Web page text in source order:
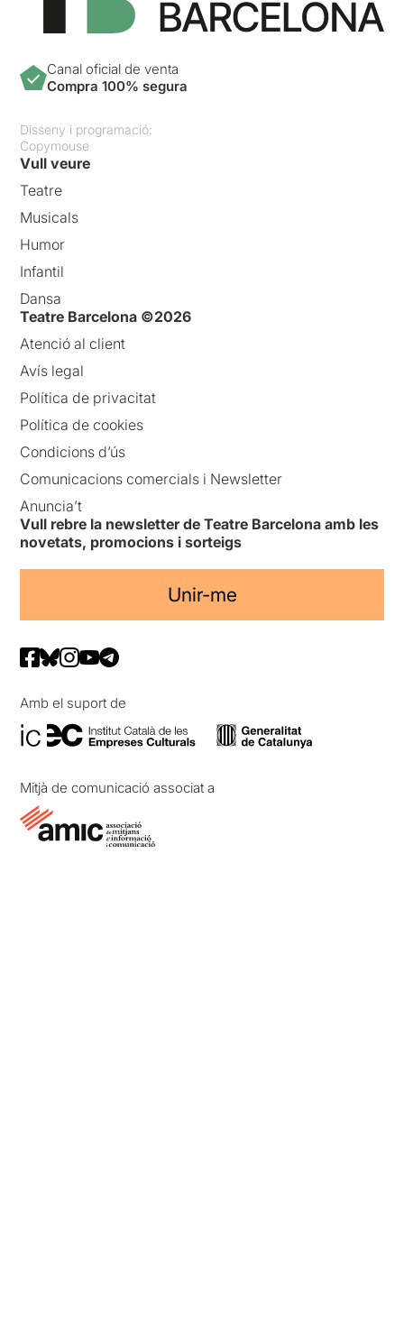
Canal oficial de venta
Compra 100% segura
Disseny i programació:
Copymouse
Vull veure
Teatre
Musicals
Humor
Infantil
Dansa
Teatre Barcelona ©2026
Atenció al client
Avís legal
Política de privacitat
Política de cookies
Condicions d’ús
Comunicacions comercials i Newsletter
Anuncia’t
Vull rebre la newsletter de Teatre Barcelona amb les
novetats, promocions i sorteigs
Unir-me
Amb el suport de
Mitjà de comunicació associat a